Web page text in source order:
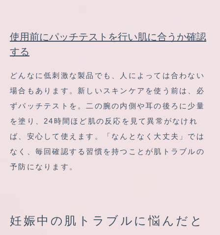
使用前にパッチテストを行い肌に合うか確認
する
どんなに低刺激な製品でも、人によっては合わない
場合もあります。新しいスキンケアを使う前は、必
ずパッチテストを。二の腕の内側や耳の後ろに少量
を塗り、24時間ほど肌の反応を見て異常がなけれ
ば、安心して使えます。「なんとなく大丈夫」では
なく、毎回確認する習慣を持つことが肌トラブルの
予防になります。
妊娠中の肌トラブルに悩んだと